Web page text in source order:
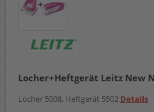
Locher+Heftgerät Leitz New
Locher 5008, Heftgerät 5502 Details